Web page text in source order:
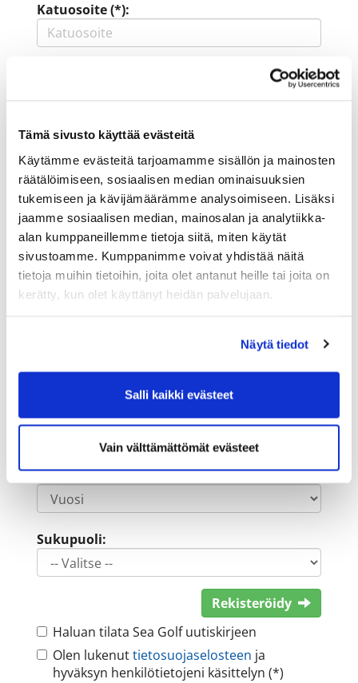
Tämä sivusto käyttää evästeitä
Käytämme evästeitä tarjoamamme sisällön ja mainosten
räätälöimiseen, sosiaalisen median ominaisuuksien
tukemiseen ja kävijämäärämme analysoimiseen. Lisäksi
jaamme sosiaalisen median, mainosalan ja analytiikka-
alan kumppaneillemme tietoja siitä, miten käytät
sivustoamme. Kumppanimme voivat yhdistää näitä
tietoja muihin tietoihin, joita olet antanut heille tai joita on
kerätty, kun olet käyttänyt heidän palvelujaan.
Näytä tiedot
Salli kaikki evästeet
Vain välttämättömät evästeet
Katuosoite (*):
Maa (*):
Suomi
Golf jäsenyys
Valitse seura:
Jäsennumero:
Syntymäaika: (*)
Sukupuoli:
Rekisteröidy
Haluan tilata Sea Golf uutiskirjeen
Olen lukenuttietosuojaselosteen ja
hyväksyn henkilötietojeni käsittelyn (*)